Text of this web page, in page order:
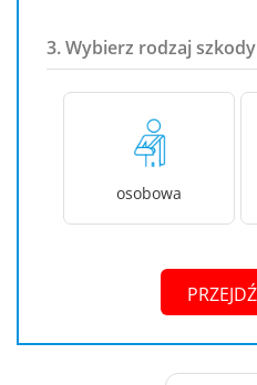
3. Wybierz rodzaj
osobowa